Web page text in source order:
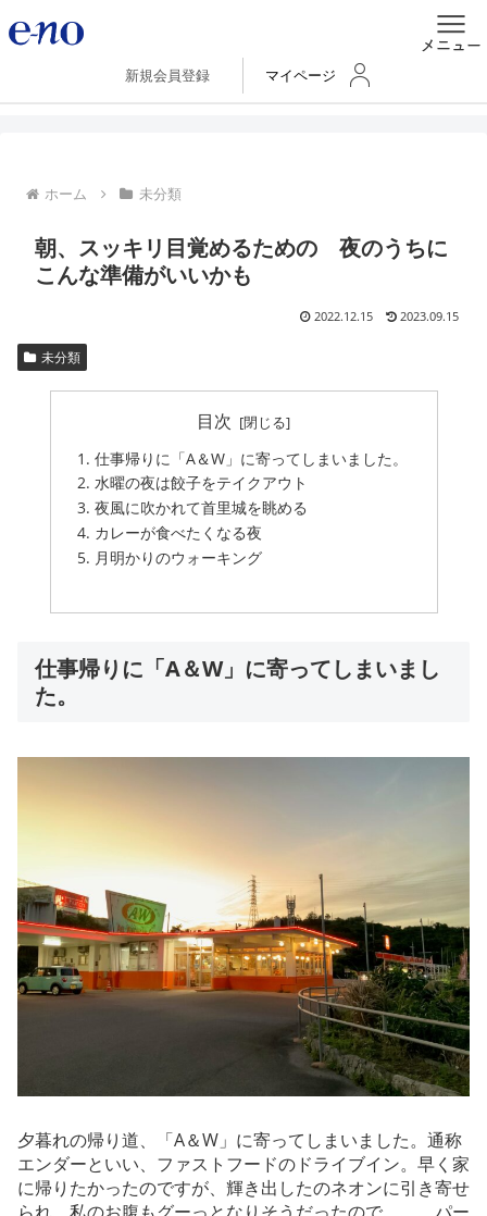
新規会員登録 マイページ
ホーム 未分類
朝、スッキリ目覚めるための 夜のうちに
こんな準備がいいかも
2022.12.15 2023.09.15
未分類
目次
仕事帰りに「A＆W」に寄ってしまいました。
水曜の夜は餃子をテイクアウト
夜風に吹かれて首里城を眺める
カレーが食べたくなる夜
月明かりのウォーキング
仕事帰りに「A＆W」に寄ってしまいまし
た。
夕暮れの帰り道、「A＆W」に寄ってしまいました。通称
エンダーといい、ファストフードのドライブイン。早く家
に帰りたかったのですが、輝き出したのネオンに引き寄せ